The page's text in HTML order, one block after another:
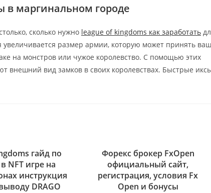
в маргинальном городе
сколько нужно league of kingdoms как заработать
размер армии, которую может принять ваш
на монстров или чужое королевство. С помощью этих
внешний вид замков в своих королевствах. Быстрые
гайд по
NFT игре на
инструкция
DRAGO
Форекс брокер FxOpen
официальный сайт,
регистрация, условия Fx
Open и бонусы